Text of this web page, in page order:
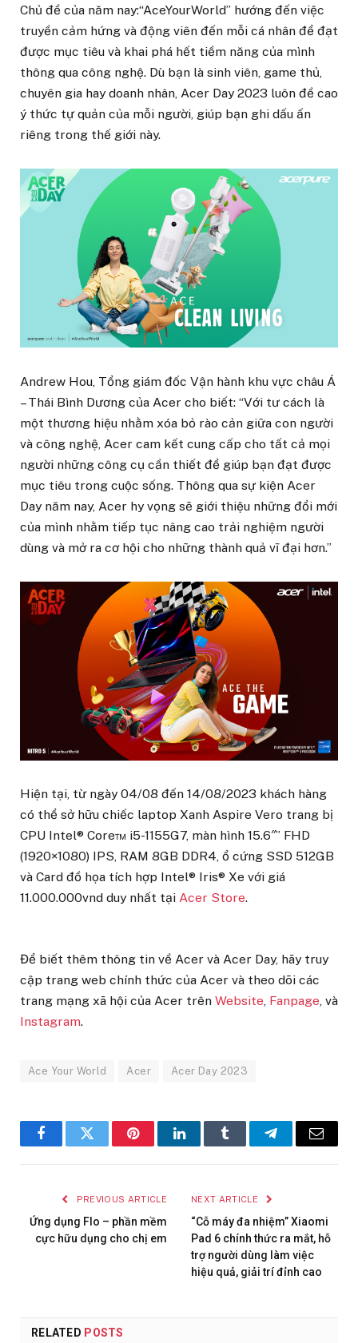
Chủ đề của năm nay:“AceYourWorld” hướng đến việc
truyền cảm hứng và động viên đến mỗi cá nhân để đạt
được mục tiêu và khai phá hết tiềm năng của mình
thông qua công nghệ. Dù bạn là sinh viên, game thủ,
chuyên gia hay doanh nhân, Acer Day 2023 luôn đề cao
ý thức tự quản của mỗi người, giúp bạn ghi dấu ấn
riêng trong thế giới này.
Andrew Hou, Tổng giám đốc Vận hành khu vực châu Á
– Thái Bình Dương của Acer cho biết: “Với tư cách là
một thương hiệu nhằm xóa bỏ rào cản giữa con người
và công nghệ, Acer cam kết cung cấp cho tất cả mọi
người những công cụ cần thiết để giúp bạn đạt được
mục tiêu trong cuộc sống. Thông qua sự kiện Acer
Day năm nay, Acer hy vọng sẽ giới thiệu những đổi mới
của mình nhằm tiếp tục nâng cao trải nghiệm người
dùng và mở ra cơ hội cho những thành quả vĩ đại hơn.”
Hiện tại, từ ngày 04/08 đến 14/08/2023 khách hàng
có thể sở hữu chiếc laptop Xanh Aspire Vero trang bị
CPU Intel® Core™ i5-1155G7, màn hình 15.6″” FHD
(1920×1080) IPS, RAM 8GB DDR4, ổ cứng SSD 512GB
và Card đồ họa tích hợp Intel® Iris® Xe với giá
11.000.000vnd duy nhất tại Acer Store.
Để biết thêm thông tin về Acer và Acer Day, hãy truy
cập trang web chính thức của Acer và theo dõi các
trang mạng xã hội của Acer trên Website Fanpage , và
Instagram.
Ace Your World Acer Acer Day 2023
FacebookTwitter PinterestLinkedInTumblr TelegramEmail
PREVIOUS ARTICLE
Ứng dụng Flo – phần mềm
cực hữu dụng cho chị em
NEXT ARTICLE
“Cỗ máy đa nhiệm” Xiaomi
Pad 6 chính thức ra mắt, hỗ
trợ người dùng làm việc
hiệu quả, giải trí đỉnh cao
RELATED POSTS